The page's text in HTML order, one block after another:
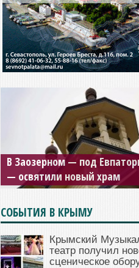
В Заозерном — под
— освятили новый храм
СОБЫТИЯ В КРЫМУ
Крымский
театр получил
сценическое